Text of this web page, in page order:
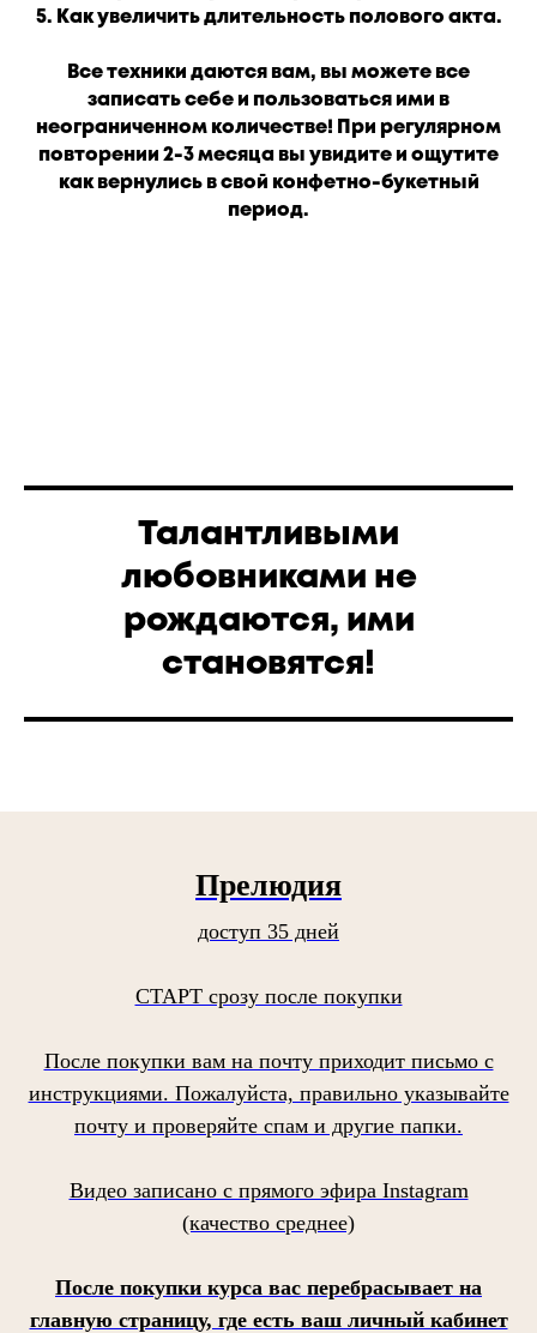
5. Как увеличить длительность полового акта.
Все техники даются вам, вы можете все
записать себе и пользоваться ими в
неограниченном количестве! При регулярном
повторении 2-3 месяца вы увидите и ощутите
как вернулись в свой конфетно-букетный
период.
Талантливыми
любовниками не
рождаются, ими
становятся!
Прелюдия
доступ 35 дней
СТАРТ срозу после покупки
После покупки вам на почту приходит письмо с
инструкциями. Пожалуйста, правильно указывайте
почту и проверяйте спам и другие папки.
Видео записано с прямого эфира Instagram
(качество среднее)
После покупки курса вас перебрасывает на
главную страницу, где есть ваш личный кабинет